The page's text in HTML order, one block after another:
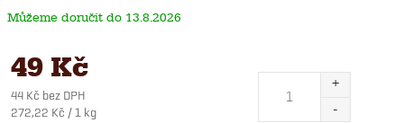
13.8.2026
49 Kč
44 Kč bez DPH
Měrná
272,22 Kč / 1 kg